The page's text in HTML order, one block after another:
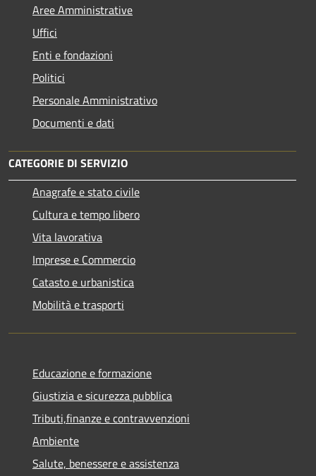
Aree Amministrative
Uffici
Enti e fondazioni
Politici
Personale Amministrativo
Documenti e dati
CATEGORIE DI SERVIZIO
Anagrafe e stato civile
Cultura e tempo libero
Vita lavorativa
Imprese e Commercio
Catasto e urbanistica
Mobilità e trasporti
Educazione e formazione
Giustizia e sicurezza pubblica
Tributi,finanze e contravvenzioni
Ambiente
Salute, benessere e assistenza